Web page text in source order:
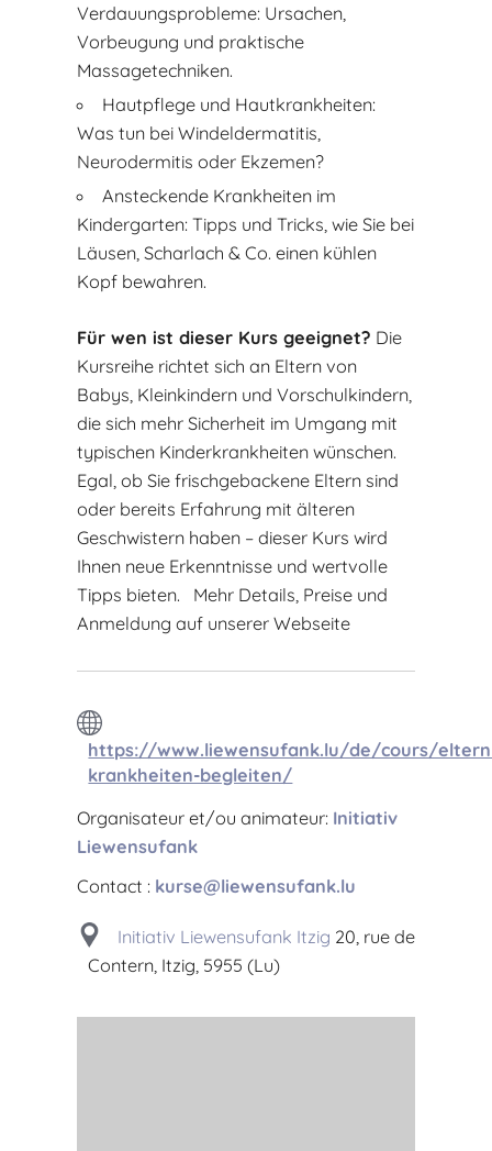
Verdauungsprobleme: Ursachen,
Vorbeugung und praktische
Massagetechniken.
Hautpflege und Hautkrankheiten:
Was tun bei Windeldermatitis,
Neurodermitis oder Ekzemen?
Ansteckende Krankheiten im
Kindergarten: Tipps und Tricks, wie Sie bei
Läusen, Scharlach & Co. einen kühlen
Kopf bewahren.
Für wen ist dieser Kurs geeignet? Die
Kursreihe richtet sich an Eltern von
Babys, Kleinkindern und Vorschulkindern,
die sich mehr Sicherheit im Umgang mit
typischen Kinderkrankheiten wünschen.
Egal, ob Sie frischgebackene Eltern sind
oder bereits Erfahrung mit älteren
Geschwistern haben – dieser Kurs wird
Ihnen neue Erkenntnisse und wertvolle
Tipps bieten. Mehr Details, Preise und
Anmeldung auf unserer Webseite
https://www.liewensufank.lu/de/cours/
krankheiten-begleiten/
Organisateur et/ou animateur: Initiativ
Liewensufank
Contact : kurse@liewensufank.lu
Initiativ Liewensufank Itzig 20, rue de
Contern, Itzig, 5955 (Lu)